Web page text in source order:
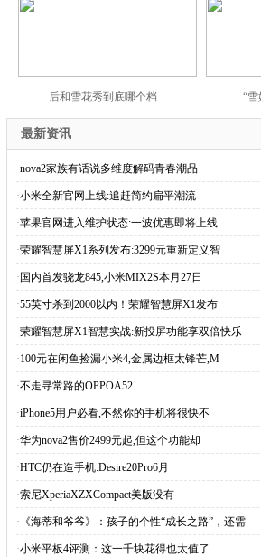
后和雪花秀到底哪个档 “
最新资讯
·nova2家族有话说多维度解码青春潮品
·小米全新官网上线:追赶简约扁平潮流
·苹果官网进入维护状态:一波优惠即将上线
·荣耀智慧屏X1系列发布:3299元重新定义智
· 国内首发骁龙845,小米MIX2S本月27日
·55英寸杀到2000以内！荣耀智慧屏X1发布
·荣耀智慧屏X1智慧实战:新投屏功能享双倍快乐
·100元在闲鱼捡漏小米4,金属边框太锋芒,M
·不走寻常路的OPPOA52
·iPhone5用户必看,不然你的手机将很快不
·华为nova2售价2499元起,但这个功能却
·HTC仍在造手机:Desire20Pro6月
·索尼XperiaXZXCompact美版没有
· 《海蒂和爷爷》：孩子的个性“成长之路”，还需
·小米平板4评测：这一千块花得也太值了